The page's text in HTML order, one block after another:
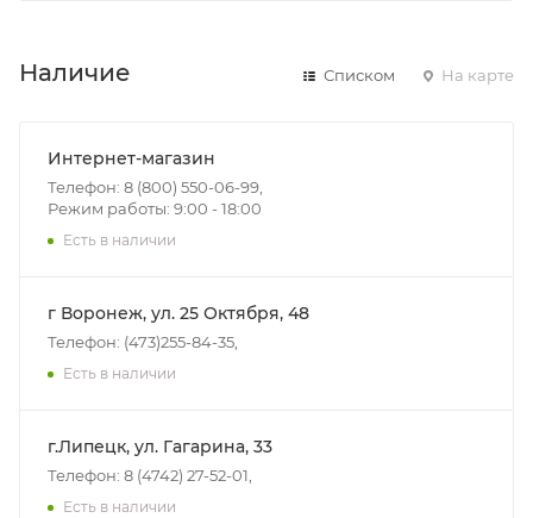
Наличие Списком На карте
Интернет-магазин
Телефон: 8 (800) 550-06-99,
Режим работы: 9:00 - 18:00
Есть в наличии
г Воронеж, ул. 25 Октября, 48
Телефон: (473)255-84-35,
Есть в наличии
г.Липецк, ул. Гагарина, 33
Телефон: 8 (4742) 27-52-01,
Есть в наличии